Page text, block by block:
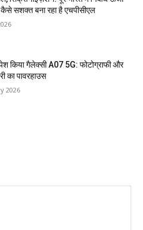
कैसे सशक्त बना रहा है एचपीसीएल
किया गैलेक्सी A07 5G: फोटोग्राफी और
का पावरहाउस
2026